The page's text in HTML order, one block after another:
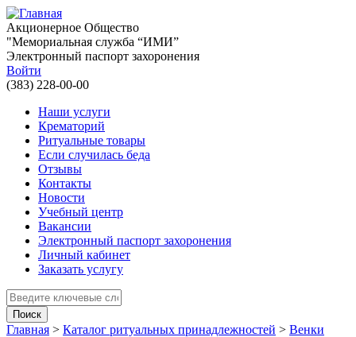
Перейти к основному содержанию
Акционерное Общество
"Мемориальная служба “ИМИ”
Электронный паспорт захоронения
Войти
(383) 228-00-00
Наши услуги
Крематорий
Ритуальные товары
Если случилась беда
Отзывы
Контакты
Новости
Учебный центр
Вакансии
Электронный паспорт захоронения
Личный кабинет
Заказать услугу
Введите ключевые слова для поиска
Главная > Каталог ритуальных принадлежностей > Венки